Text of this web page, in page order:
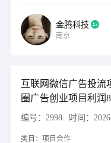
金腾科技
南京
互联网微信广告投流
圈广告创业项目利润
编号： 2998 时间：
类目： 项目合作